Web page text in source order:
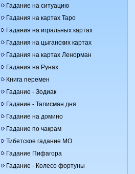
Гадание на ситуацию
Гадания на картах Таро
Гадания на игральных картах
Гадания на цыганских картах
Гадания на картах Ленорман
Гадания на Рунах
Книга перемен
Гадание - Зодиак
Гадание - Талисман дня
Гадание на домино
Гадание по чакрам
Тибетское гадание МО
Гадание Пифагора
Гадание - Колесо фортуны